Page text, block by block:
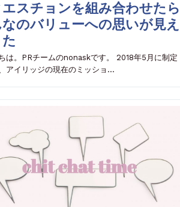
スチョンを組み合わせたら
のバリューへの思いが見え
は。PRチームのnonaskです。 2018年5月に制定
アイリッジの現在のミッショ…